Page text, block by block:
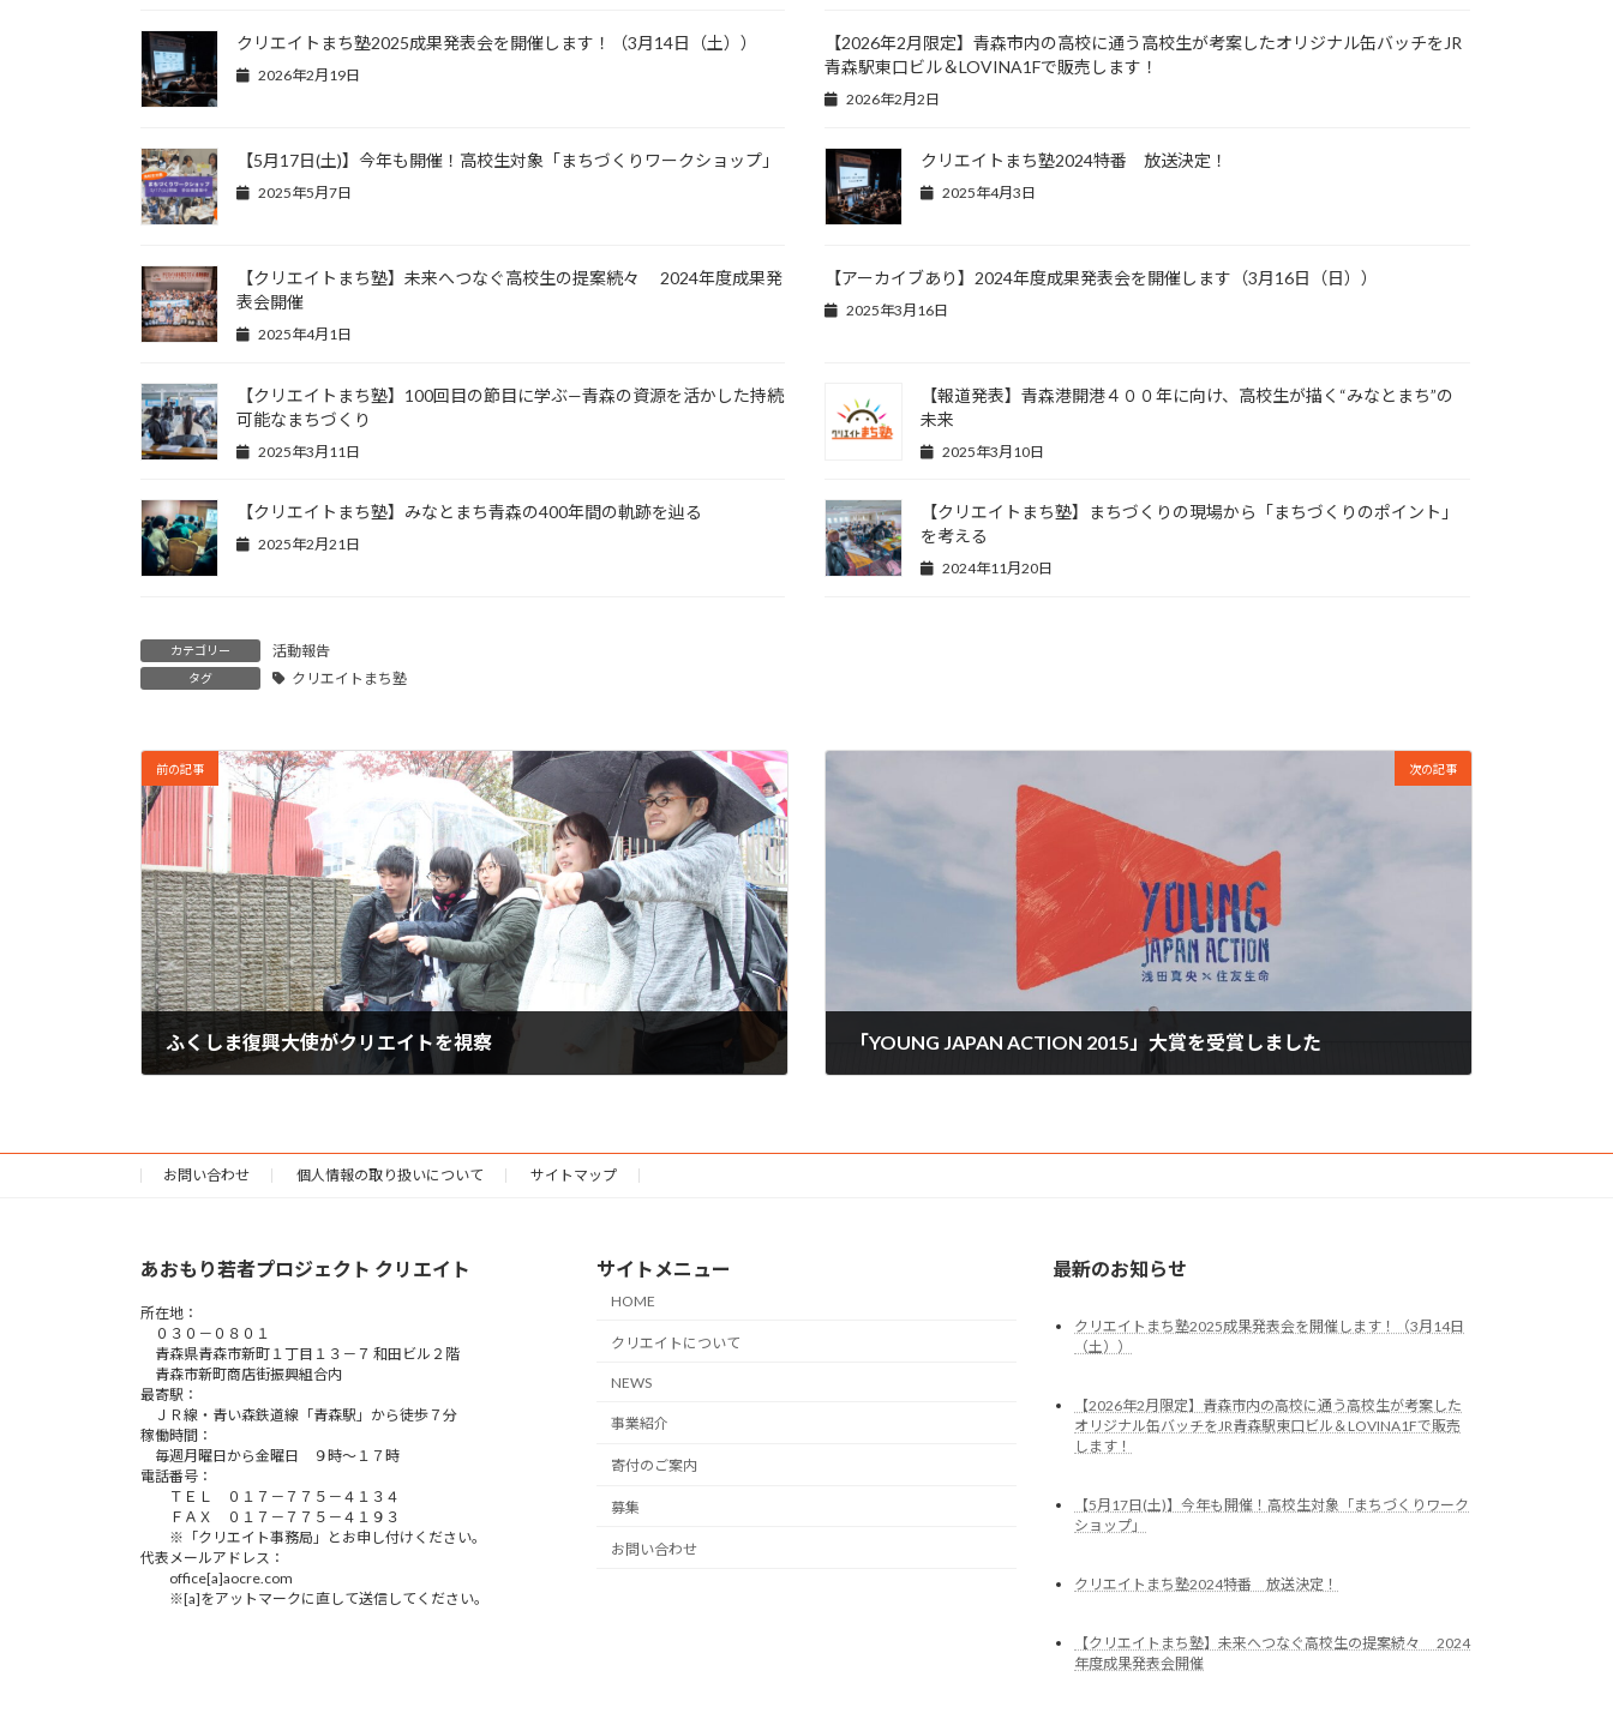
クリエイトまち塾2025成果発表会を開催します！（3月14日（土））
2026年2月19日
【2026年2月限定】青森市内の高校に通う高校生が考案したオリジナル缶バッチをJR
青森駅東口ビル＆LOVINA1Fで販売します！
2026年2月2日
【5月17日(土)】今年も開催！高校生対象「まちづくりワークショップ」
2025年5月7日
クリエイトまち塾2024特番 放送決定！
2025年4月3日
【クリエイトまち塾】未来へつなぐ高校生の提案続々 2024年度成果発
表会開催
2025年4月1日
【アーカイブあり】2024年度成果発表会を開催します（3月16日（日））
2025年3月16日
【クリエイトまち塾】100回目の節目に学ぶ—青森の資源を活かした持続
可能なまちづくり
2025年3月11日
【報道発表】青森港開港４００年に向け、高校生が描く“みなとまち”の
未来
2025年3月10日
【クリエイトまち塾】みなとまち青森の400年間の軌跡を辿る
2025年2月21日
【クリエイトまち塾】まちづくりの現場から「まちづくりのポイント」
を考える
2024年11月20日
カテゴリー 活動報告
タグ クリエイトまち塾
前の記事
ふくしま復興大使がクリエイトを視察
次の記事
「YOUNG JAPAN ACTION 2015」大賞を受賞しました
お問い合わせ 個人情報の取り扱いについて サイトマップ
あおもり若者プロジェクト クリエイト
所在地：
０３０－０８０１
青森県青森市新町１丁目１３－７ 和田ビル２階
青森市新町商店街振興組合内
最寄駅：
ＪＲ線・青い森鉄道線「青森駅」から徒歩７分
稼働時間：
毎週月曜日から金曜日 ９時～１７時
電話番号：
ＴＥＬ ０１７－７７５－４１３４
ＦＡＸ ０１７－７７５－４１９３
※「クリエイト事務局」とお申し付けください。
代表メールアドレス：
office[a]aocre.com
※[a]をアットマークに直して送信してください。
サイトメニュー
HOME
クリエイトについて
NEWS
事業紹介
寄付のご案内
募集
お問い合わせ
最新のお知らせ
クリエイトまち塾2025成果発表会を開催します！（3月14日
（土））
【2026年2月限定】青森市内の高校に通う高校生が考案した
オリジナル缶バッチをJR青森駅東口ビル＆LOVINA1Fで販売
します！
【5月17日(土)】今年も開催！高校生対象「まちづくりワーク
ショップ」
クリエイトまち塾2024特番 放送決定！
【クリエイトまち塾】未来へつなぐ高校生の提案続々 2024
年度成果発表会開催